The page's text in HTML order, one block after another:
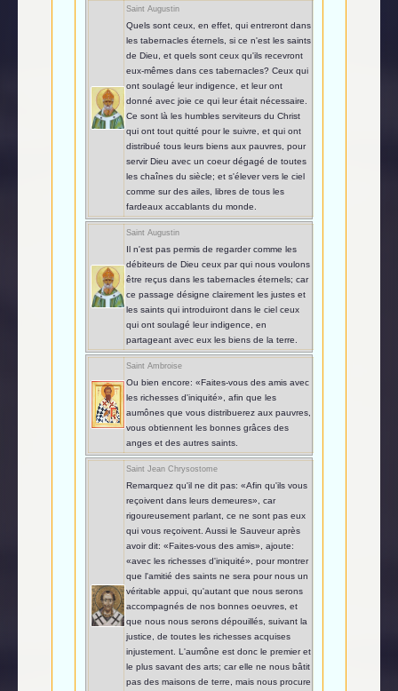
Saint Augustin
Quels sont ceux, en effet, qui entreront dans
les tabernacles éternels, si ce n'est les saints
de Dieu, et quels sont ceux qu'ils recevront
eux-mêmes dans ces tabernacles? Ceux qui
ont soulagé leur indigence, et leur ont
donné avec joie ce qui leur était nécessaire.
Ce sont là les humbles serviteurs du Christ
qui ont tout quitté pour le suivre, et qui ont
distribué tous leurs biens aux pauvres, pour
servir Dieu avec un coeur dégagé de toutes
les chaînes du siècle; et s'élever vers le ciel
comme sur des ailes, libres de tous les
fardeaux accablants du monde.
Saint Augustin
Il n'est pas permis de regarder comme les
débiteurs de Dieu ceux par qui nous voulons
être reçus dans les tabernacles éternels; car
ce passage désigne clairement les justes et
les saints qui introduiront dans le ciel ceux
qui ont soulagé leur indigence, en
partageant avec eux les biens de la terre.
Saint Ambroise
Ou bien encore: «Faites-vous des amis avec
les richesses d'iniquité», afin que les
aumônes que vous distribuerez aux pauvres,
vous obtiennent les bonnes grâces des
anges et des autres saints.
Saint Jean Chrysostome
Remarquez qu'il ne dit pas: «Afin qu'ils vous
reçoivent dans leurs demeures», car
rigoureusement parlant, ce ne sont pas eux
qui vous reçoivent. Aussi le Sauveur après
avoir dit: «Faites-vous des amis», ajoute:
«avec les richesses d'iniquité», pour montrer
que l'amitié des saints ne sera pour nous un
véritable appui, qu'autant que nous serons
accompagnés de nos bonnes oeuvres, et
que nous nous serons dépouillés, suivant la
justice, de toutes les richesses acquises
injustement. L'aumône est donc le premier et
le plus savant des arts; car elle ne nous bâtit
pas des maisons de terre, mais nous procure